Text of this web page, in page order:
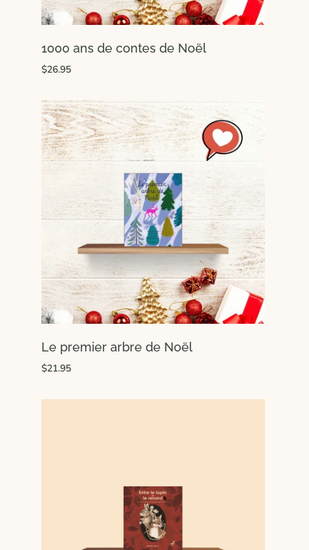
1000 ans de contes de Noël
$26.95
Le premier arbre de Noël
$21.95